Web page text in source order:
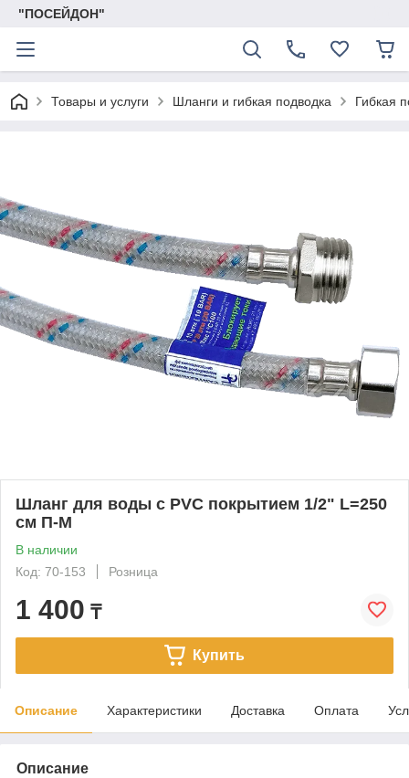
"ПОСЕЙДОН"
Товары и услуги Шланги и гибкая подводка Гибкая
Шланг для воды с PVC покрытием 1/2" L=250
см П-М
В наличии
Код: 70-153
Розница
1 400 ₸
Купить
Описание Характеристики Доставка Оплата
Описание